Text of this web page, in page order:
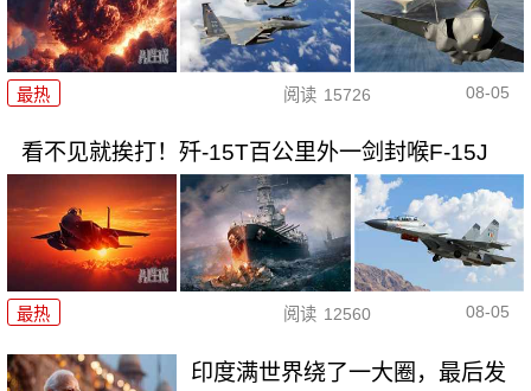
最热 阅读 15726 08-05
看不见就挨打！歼-15T百公里外一剑封喉F-15J
最热 阅读 12560 08-05
印度满世界绕了一大圈，最后发